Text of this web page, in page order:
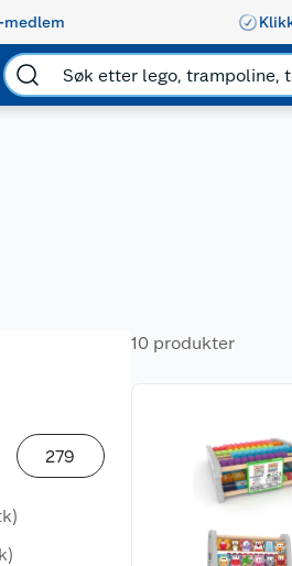
medlem
10 produkter